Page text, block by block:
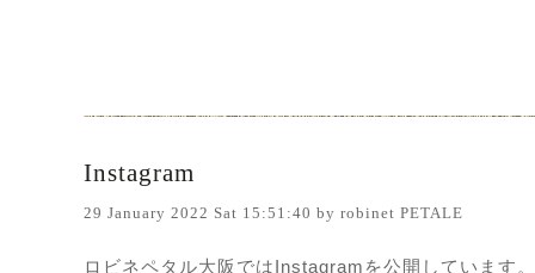
Instagram
29 January 2022 Sat 15:51:40 by robinet PETALE
ロビネペタル大阪ではInstagramを公開しています。